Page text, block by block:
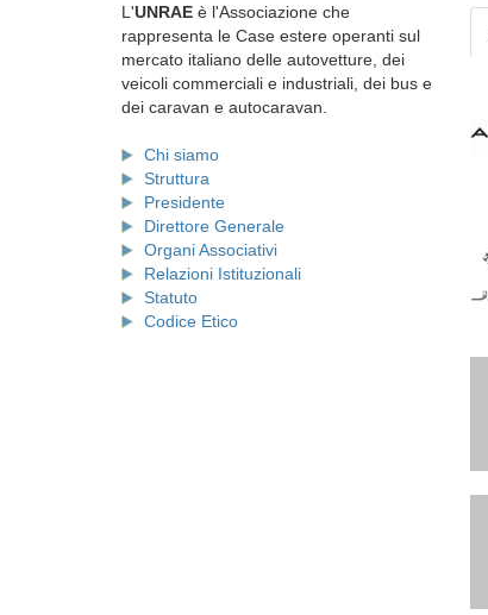
L'UNRAE è l'Associazione che
rappresenta le Case estere operanti sul
mercato italiano delle autovetture, dei
veicoli commerciali e industriali, dei bus e
dei caravan e autocaravan.
Chi siamo
Struttura
Presidente
Direttore Generale
Organi Associativi
Relazioni Istituzionali
Statuto
Codice Etico